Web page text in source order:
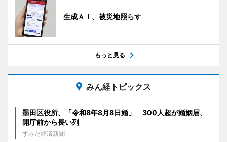
生成ＡＩ、被災地照らす
もっと見る
みん経トピックス
墨田区役所、「令和8年8月8日婚」 300人超が婚姻届、
開庁前から長い列
すみだ経済新聞